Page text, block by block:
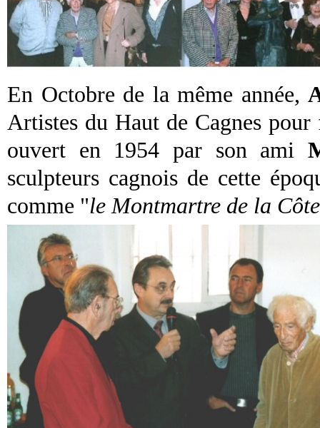
En Octobre de la même année,
Artistes du Haut de Cagnes
ouvert en 1954 par son ami
sculpteurs cagnois de cette
comme "le Montmartre de la